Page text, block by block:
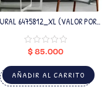
6475812_XL (VALOR POR
$85.000
AÑADIR AL CARRITO